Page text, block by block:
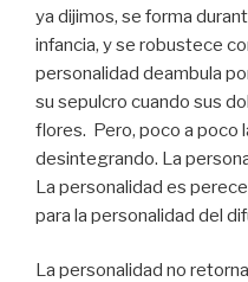
ya dijimos, se forma
infancia, y se robustece
personalidad deambula
su sepulcro cuando sus
flores. Pero, poco a poco
desintegrando. La
La personalidad es
para la personalidad del
La personalidad no